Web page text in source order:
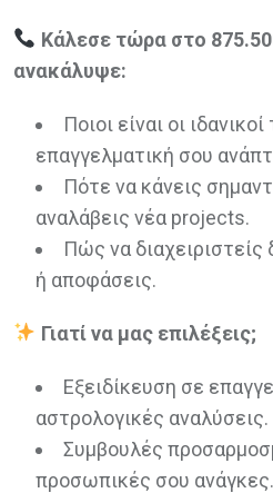
Κάλεσε τώρα στο
ανακάλυψε:
Ποιοι είναι οι
επαγγελματική σου
Πότε να κάνεις
αναλάβεις νέα projects.
Πώς να
ή αποφάσεις.
Γιατί να μας επιλέξεις;
Εξειδίκευση σε
αστρολογικές αναλύσεις.
Συμβουλές
προσωπικές σου ανάγκες.